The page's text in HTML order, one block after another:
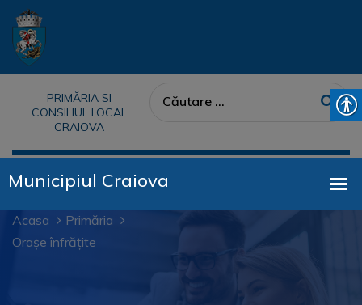
PRIMĂRIA SI
CONSILIUL LOCAL
CRAIOVA
Acasa
Primăria
Orașe înfrățite